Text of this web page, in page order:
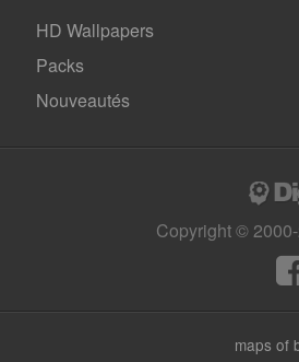
HD Wallpapers
Packs
Nouveautés
Copyright ©
maps of